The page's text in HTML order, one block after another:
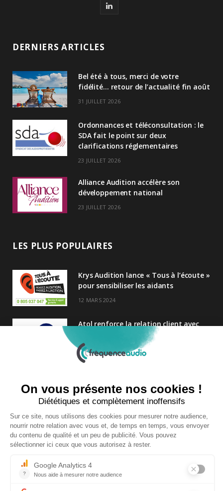
L
e
n
DERNIERS ARTICLES
Bel été à tous, merci de votre
fidélité… retour de l’actualité fin août
31 JUILLET 2026
Ordonnances et téléconsultation : le
SDA fait le point sur deux
clarifications réglementaires
23 JUILLET 2026
Alliance Audition accélère son
développement national
23 JUILLET 2026
LES PLUS POPULAIRES
Krys Audition lance « Tous à l’écoute »
pour sensibiliser les aidants
12 MARS 2024
Atol renforce la relation client avec
une nouvelle campagne axée sur la
satisfaction
25 FÉVRIER 2025
Audition Conseil
27 MARS 2024